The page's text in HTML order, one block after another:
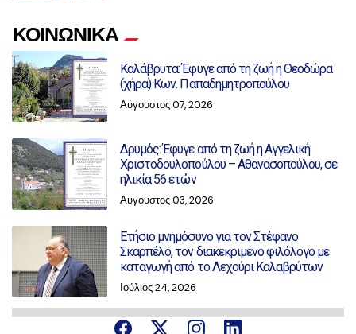
ΚΟΙΝΩΝΙΚΑ
Καλάβρυτα: Έφυγε από τη ζωή η Θεοδώρα
(χήρα) Κων. Παπαδημητροπούλου
Αύγουστος 07, 2026
Δρυμός: Έφυγε από τη ζωή η Αγγελική
Χριστοδουλοπούλου – Αθανασοπούλου, σε
ηλικία 56 ετών
Αύγουστος 03, 2026
Ετήσιο μνημόσυνο για τον Στέφανο
Σκαρπέλο, τον διακεκριμένο φιλόλογο με
καταγωγή από το Λεχούρι Καλαβρύτων
Ιούλιος 24, 2026